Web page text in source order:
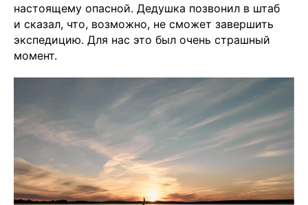
настоящему опасной. Дедушка позвонил в штаб
и сказал, что, возможно, не сможет завершить
экспедицию. Для нас это был очень страшный
момент.